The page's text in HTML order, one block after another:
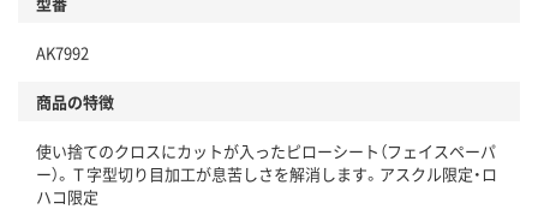
仕組
この商品の環境配慮ポイントです。下記商品詳細「
アスクル商品環境スコア詳細／加点項目
」で確認できます。
AK7992
商品の特徴
使い捨てのクロスにカットが入ったピローシート（フェイスペーパ
ー）。Ｔ字型切り目加工が息苦しさを解消します。アスクル限定・ロ
ハコ限定